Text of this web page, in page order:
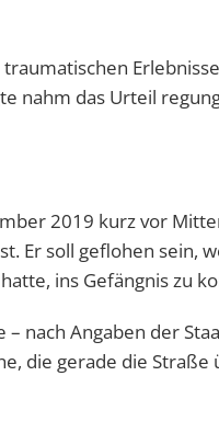
nahm das Urteil
2019 kurz vor
Er soll geflohen sein,
ins Gefängnis zu
nach Angaben der
die gerade die